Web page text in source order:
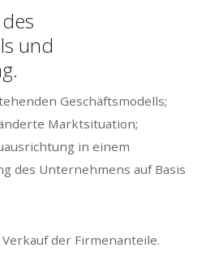
und
Geschäftsmodells;
Marktsituation;
in einem
des Unternehmens auf Basis
der Firmenanteile.